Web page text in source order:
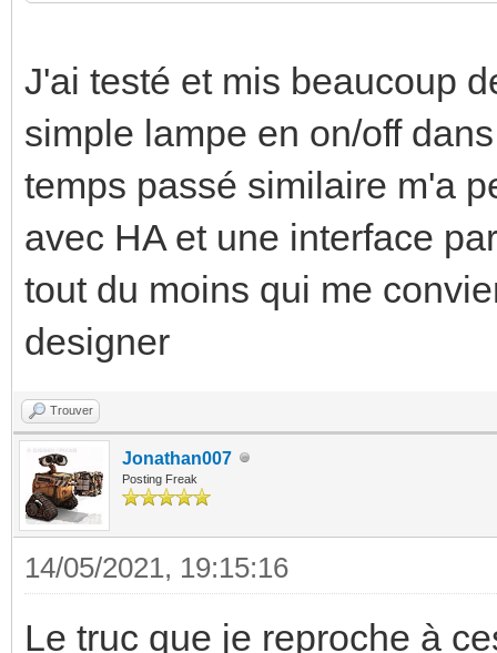
J'ai testé et mis beaucoup
simple lampe en on/off
temps passé similaire m'a
avec HA et une interface
tout du moins qui me
designer
Trouver
Jonathan007
Posting Freak
14/05/2021, 19:15:16
Le truc que je reproche à